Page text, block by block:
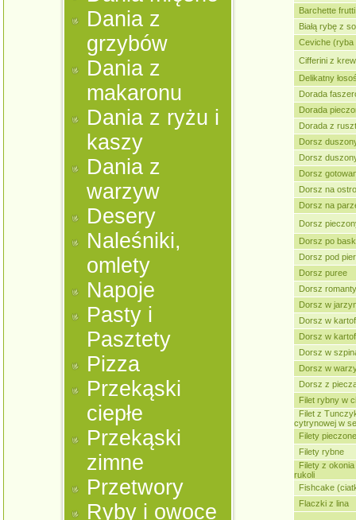
Dania z
grzybów
Dania z
makaronu
Dania z ryżu i
kaszy
Dania z
warzyw
Desery
Naleśniki,
omlety
Napoje
Pasty i
Pasztety
Pizza
Przekąski
ciepłe
Przekąski
zimne
Przetwory
Ryby i owoce
Barchette
Białą rybę z
Ceviche (ryba
Cifferini z
Delikatny
Dorada
Dorada
Dorada z
Dorsz
Dorsz
Dorsz
Dorsz na ostro
Dorsz na
Dorsz
Dorsz po
Dorsz pod
Dorsz puree
Dorsz
Dorsz w
Dorsz w
Dorsz w
Dorsz w
Dorsz w
Dorsz z
Filet rybny w
Filet z
cytrynowej w
Filety
Filety rybne
Filety z
rukoli
Fishcake
Flaczki z lina